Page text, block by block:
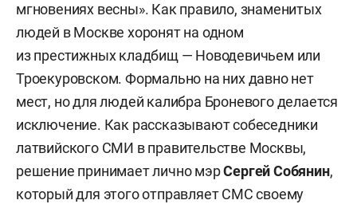
мгновениях весны». Как правило, знаменитых
людей в Москве хоронят на одном
из престижных кладбищ — Новодевичьем или
Троекуровском. Формально на них давно нет
мест, но для людей калибра Броневого делается
исключение. Как рассказывают собеседники
латвийского СМИ в правительстве Москвы,
решение принимает лично мэрСергей Собянин,
который для этого отправляет СМС своему